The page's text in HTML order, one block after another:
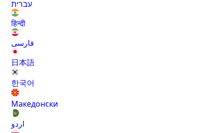
עברית
हिन्दी
فارسی
日本語
한국어
Македонски
اردو